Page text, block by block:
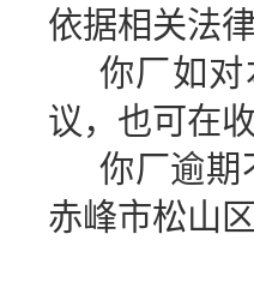
依据相关法
你厂如
议，也可在
你厂逾期
赤峰市松山